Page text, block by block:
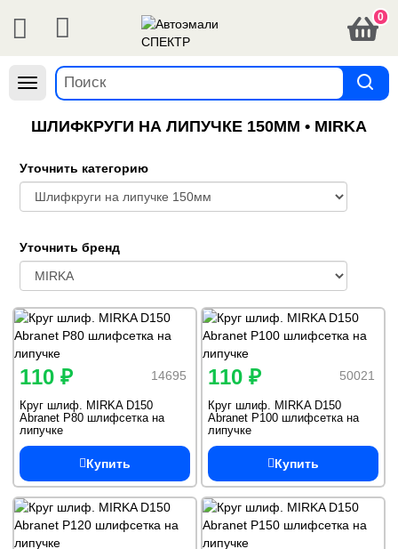
0
Навигация
ШЛИФКРУГИ НА ЛИПУЧКЕ 150ММ • MIRKA
Уточнить категорию
Уточнить бренд
14695
110 ₽
Круг шлиф. MIRKA D150
Abranet P80 шлифсетка на
липучке
Купить
50021
110 ₽
Круг шлиф. MIRKA D150
Abranet P100 шлифсетка на
липучке
Купить